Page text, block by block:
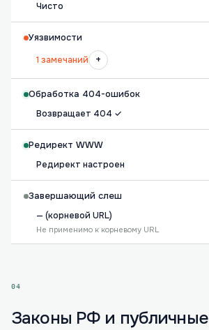
Чисто
Уязвимости
1 замечаний
+
Обработка 404-ошибок
Возвращает 404 ✓
Редирект WWW
Редирект настроен
Завершающий слеш
— (корневой URL)
Не применимо к корневому URL
04
Законы РФ и публичные